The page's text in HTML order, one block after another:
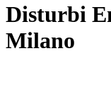
Disturbi
Milano